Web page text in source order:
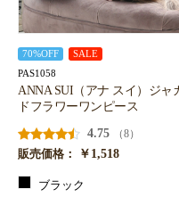
70%OFF SALE
PAS1058
ANNA SUI（アナ スイ）ジャ
ドフラワーワンピース
4.75
（8）
販売価格：
￥1,518
ブラック